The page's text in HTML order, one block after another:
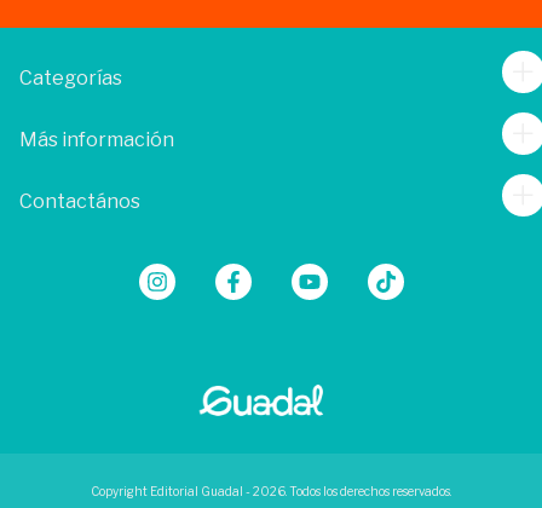
Categorías
Más información
Contactános
Copyright Editorial Guadal - 2026. Todos los derechos reservados.